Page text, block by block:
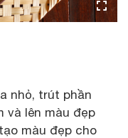
nhỏ, trút phần
và lên màu đẹp
màu đẹp cho